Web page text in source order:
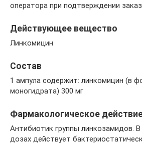
оператора при подтверждении
Действующее вещество
Линкомицин
Состав
1 ампула содержит: линкомицин (в
моногидрата) 300 мг
Фармакологическое
Антибиотик группы линкозамидов. В
дозах действует